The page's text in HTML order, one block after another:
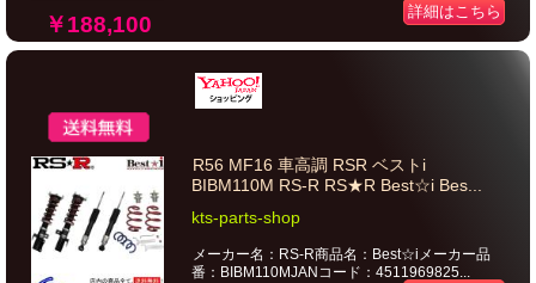
￥188,100
詳細はこちら
R56 MF16 車高調 RSR ベストi
BIBM110M RS-R RS★R Best☆i Bes...
kts-parts-shop
メーカー名：RS-R商品名：Best☆iメーカー品
番：BIBM110MJANコード：4511969825...